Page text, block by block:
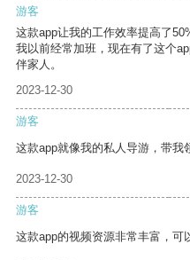
游客
这款app让我的工作效率提高了
我以前经常加班，现在有了这个
伴家人。
2023-12-30
游客
这款app就像我的私人导游，带我
2023-12-30
游客
这款app的视频资源非常丰富，可